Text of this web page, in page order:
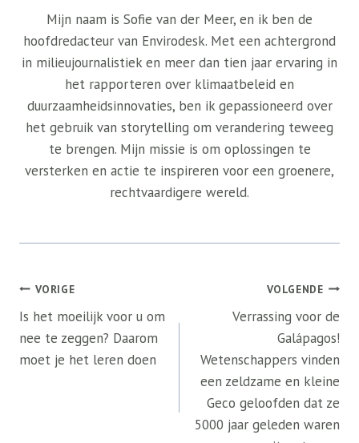
Mijn naam is Sofie van der Meer, en ik ben de
hoofdredacteur van Envirodesk. Met een achtergrond
in milieujournalistiek en meer dan tien jaar ervaring in
het rapporteren over klimaatbeleid en
duurzaamheidsinnovaties, ben ik gepassioneerd over
het gebruik van storytelling om verandering teweeg
te brengen. Mijn missie is om oplossingen te
versterken en actie te inspireren voor een groenere,
rechtvaardigere wereld.
Bericht
navigatie
VORIGE
Is het moeilijk voor u om
nee te zeggen? Daarom
moet je het leren doen
VOLGENDE
Verrassing voor de
Galápagos!
Wetenschappers vinden
een zeldzame en kleine
Geco geloofden dat ze
5000 jaar geleden waren